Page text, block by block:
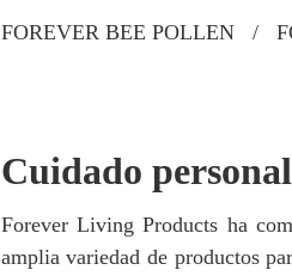
FOREVER BEE POLLEN /
Cuidado personal
Forever Living Products ha
amplia variedad de productos